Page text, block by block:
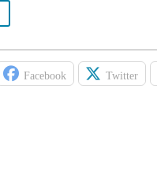
Facebook Twitter